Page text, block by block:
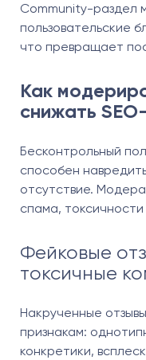
Community-раздел
пользовательские
что превращает
Как
снижать
Бесконтрольный
способен
отсутствие.
спама,
Фейковые
токсичные
Накрученные
признакам:
конкретики,